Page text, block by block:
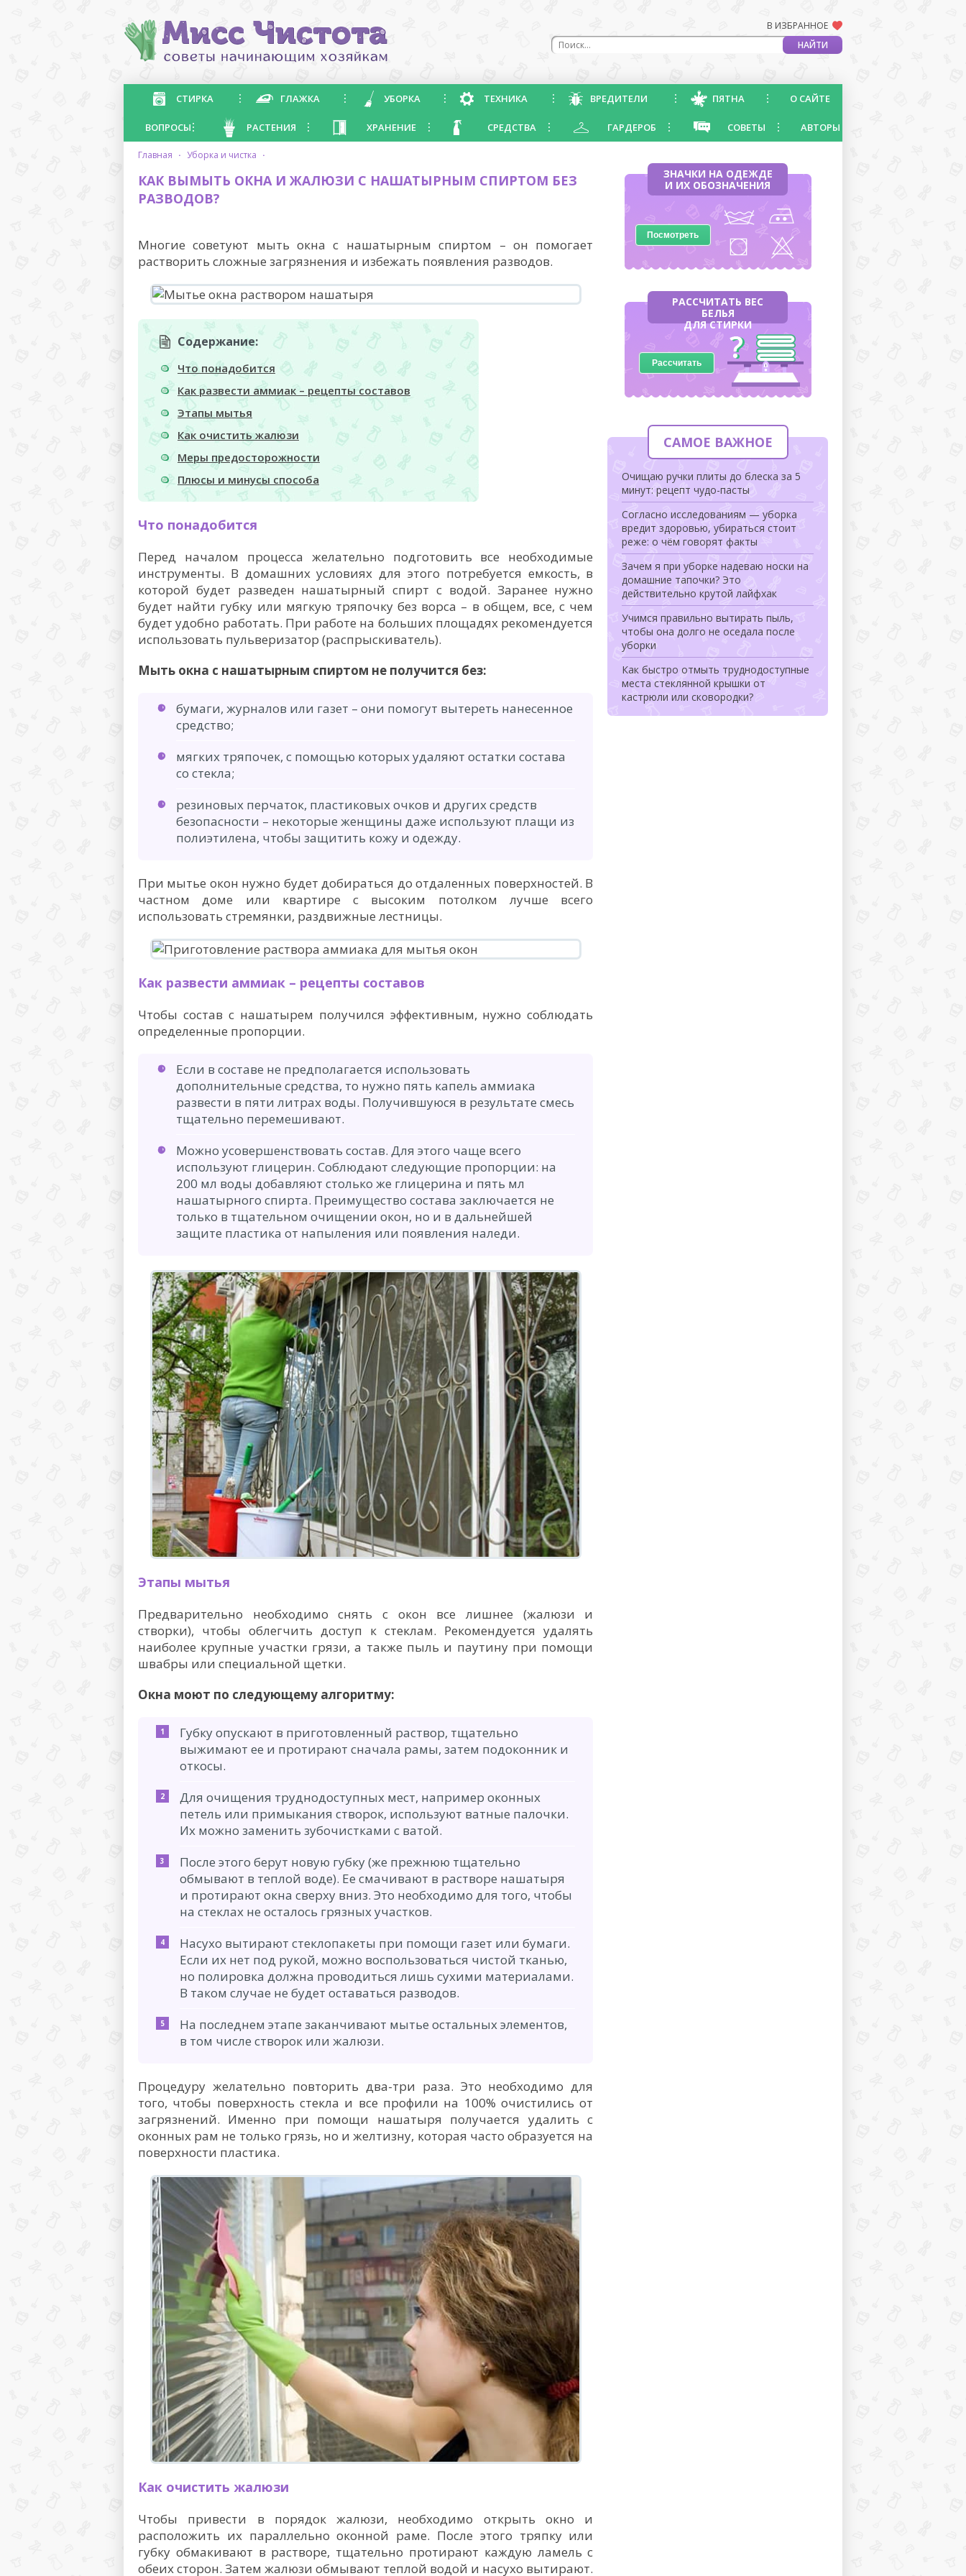
В ИЗБРАННОЕ
СТИРКА ГЛАЖКА УБОРКА ТЕХНИКА ВРЕДИТЕЛИ ПЯТНА О САЙТЕ
ВОПРОСЫ РАСТЕНИЯ ХРАНЕНИЕ СРЕДСТВА ГАРДЕРОБ СОВЕТЫ АВТОРЫ
главная · уборка и чистка ·
КАК ВЫМЫТЬ ОКНА И ЖАЛЮЗИ С НАШАТЫРНЫМ СПИРТОМ БЕЗ
РАЗВОДОВ?
Многие советуют мыть окна с нашатырным спиртом – он помогает
растворить сложные загрязнения и избежать появления разводов.
Содержание:
Что понадобится
Как развести аммиак – рецепты составов
Этапы мытья
Как очистить жалюзи
Меры предосторожности
Плюсы и минусы способа
Что понадобится
Перед началом процесса желательно подготовить все необходимые
инструменты. В домашних условиях для этого потребуется емкость, в
которой будет разведен нашатырный спирт с водой. Заранее нужно
будет найти губку или мягкую тряпочку без ворса – в общем, все, с чем
будет удобно работать. При работе на больших площадях рекомендуется
использовать пульверизатор (распрыскиватель).
Мыть окна с нашатырным спиртом не получится без:
бумаги, журналов или газет – они помогут вытереть нанесенное
средство;
мягких тряпочек, с помощью которых удаляют остатки состава
со стекла;
резиновых перчаток, пластиковых очков и других средств
безопасности – некоторые женщины даже используют плащи из
полиэтилена, чтобы защитить кожу и одежду.
При мытье окон нужно будет добираться до отдаленных поверхностей. В
частном доме или квартире с высоким потолком лучше всего
использовать стремянки, раздвижные лестницы.
Как развести аммиак – рецепты составов
Чтобы состав с нашатырем получился эффективным, нужно соблюдать
определенные пропорции.
Если в составе не предполагается использовать
дополнительные средства, то нужно пять капель аммиака
развести в пяти литрах воды. Получившуюся в результате смесь
тщательно перемешивают.
Можно усовершенствовать состав. Для этого чаще всего
используют глицерин. Соблюдают следующие пропорции: на
200 мл воды добавляют столько же глицерина и пять мл
нашатырного спирта. Преимущество состава заключается не
только в тщательном очищении окон, но и в дальнейшей
защите пластика от напыления или появления наледи.
Этапы мытья
Предварительно необходимо снять с окон все лишнее (жалюзи и
створки), чтобы облегчить доступ к стеклам. Рекомендуется удалять
наиболее крупные участки грязи, а также пыль и паутину при помощи
швабры или специальной щетки.
Окна моют по следующему алгоритму:
Губку опускают в приготовленный раствор, тщательно
выжимают ее и протирают сначала рамы, затем подоконник и
откосы.
Для очищения труднодоступных мест, например оконных
петель или примыкания створок, используют ватные палочки.
Их можно заменить зубочистками с ватой.
После этого берут новую губку (же прежнюю тщательно
обмывают в теплой воде). Ее смачивают в растворе нашатыря
и протирают окна сверху вниз. Это необходимо для того, чтобы
на стеклах не осталось грязных участков.
Насухо вытирают стеклопакеты при помощи газет или бумаги.
Если их нет под рукой, можно воспользоваться чистой тканью,
но полировка должна проводиться лишь сухими материалами.
В таком случае не будет оставаться разводов.
На последнем этапе заканчивают мытье остальных элементов,
в том числе створок или жалюзи.
Процедуру желательно повторить два-три раза. Это необходимо для
того, чтобы поверхность стекла и все профили на 100% очистились от
загрязнений. Именно при помощи нашатыря получается удалить с
оконных рам не только грязь, но и желтизну, которая часто образуется на
поверхности пластика.
Как очистить жалюзи
Чтобы привести в порядок жалюзи, необходимо открыть окно и
расположить их параллельно оконной раме. После этого тряпку или
губку обмакивают в растворе, тщательно протирают каждую ламель с
обеих сторон. Затем жалюзи обмывают теплой водой и насухо вытирают.
ЗНАЧКИ НА ОДЕЖДЕ
И ИХ ОБОЗНАЧЕНИЯ
Посмотреть
РАССЧИТАТЬ ВЕС
БЕЛЬЯ
ДЛЯ СТИРКИ
Рассчитать
САМОЕ ВАЖНОЕ
Очищаю ручки плиты до блеска за 5
минут: рецепт чудо-пасты
Согласно исследованиям — уборка
вредит здоровью, убираться стоит
реже: о чём говорят факты
Зачем я при уборке надеваю носки на
домашние тапочки? Это
действительно крутой лайфхак
Учимся правильно вытирать пыль,
чтобы она долго не оседала после
уборки
Как быстро отмыть труднодоступные
места стеклянной крышки от
кастрюли или сковородки?